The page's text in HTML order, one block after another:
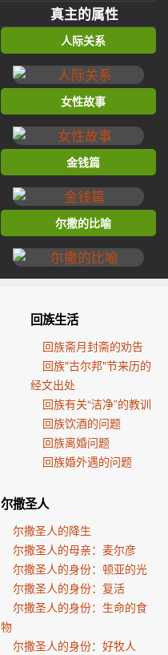
真主的属性
人际关系
女性故事
金钱篇
尔撒的比喻
回族生活
回族斋月封斋的劝告
回族"古尔邦"节来历的
经文出处
回族有关“洁净”的教训
回族饮酒的问题
回族离婚问题
回族婚外遇的问题
尔撒圣人
尔撒圣人的降生
尔撒圣人的母亲：麦尔彦
尔撒圣人的身份：顿亚的光
尔撒圣人的身份：复活
尔撒圣人的身份：生命的食
物
尔撒圣人的身份：好牧人